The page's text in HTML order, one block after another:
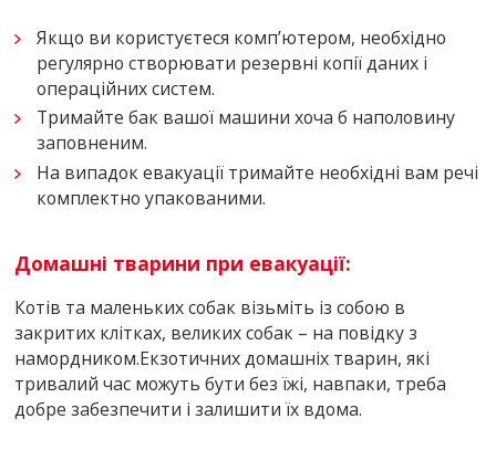
Якщо ви користуєтеся комп’ютером, необхідно
регулярно створювати резервні копії даних і
операційних систем.
Тримайте бак вашої машини хоча б наполовину
заповненим.
На випадок евакуації тримайте необхідні вам речі
комплектно упакованими.
Домашні тварини при евакуації:
Котів та маленьких собак візьміть із собою в
закритих клітках, великих собак – на повідку з
намордником.Екзотичних домашніх тварин, які
тривалий час можуть бути без їжі, навпаки, треба
добре забезпечити і залишити їх вдома.